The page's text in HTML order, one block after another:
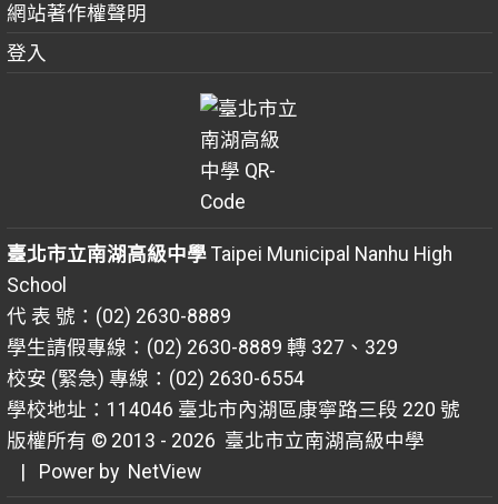
網站著作權聲明
登入
臺北市立南湖高級中學Taipei Municipal Nanhu High
School
代 表 號：(02) 2630-8889
學生請假專線：(02) 2630-8889 轉 327、329
校安 (緊急) 專線：(02) 2630-6554
學校地址：114046 臺北市內湖區康寧路三段 220 號
版權所有 © 2013 - 2026 臺北市立南湖高級中學
| Power by NetView